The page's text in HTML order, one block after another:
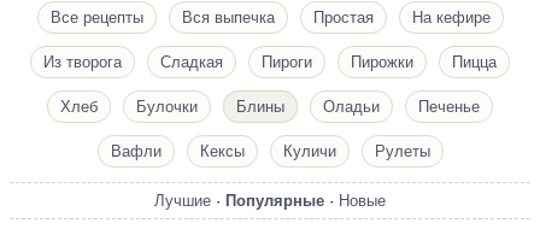
Все рецепты Вся выпечка Простая На кефире
Из творога Сладкая Пироги Пирожки Пицца
Хлеб Булочки Блины Оладьи Печенье
Вафли Кексы Куличи Рулеты
Лучшие · Популярные · Новые